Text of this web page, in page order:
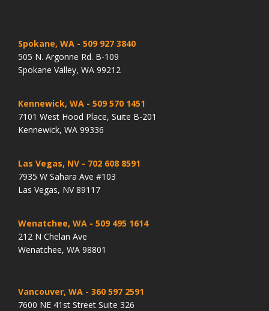
Spokane, WA - 509 927 3840
505 N. Argonne Rd. B-109
Spokane Valley, WA 99212
Kennewick, WA - 509 570 1451
7101 West Hood Place, Suite B-201
Kennewick, WA 99336
Las Vegas, NV - 702 608 8591
7935 W Sahara Ave #103
Las Vegas, NV 89117
Wenatchee, WA - 509 495 1614
212 N Chelan Ave
Wenatchee, WA 98801
Vancouver, WA - 360 597 2591
7600 NE 41st Street Suite 326